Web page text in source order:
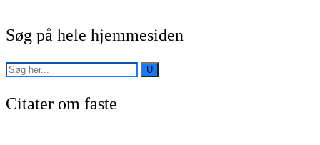
Søg på hele hjemmesiden
Citater om faste